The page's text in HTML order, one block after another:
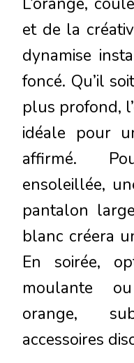
et de la
dynamise
foncé. Qu’il
plus profond,
idéale pour
affirmé.
ensoleillée,
pantalon
blanc créera
En soirée,
moulante
orange,
accessoires